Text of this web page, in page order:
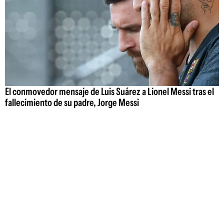
El conmovedor mensaje de Luis Suárez a Lionel Messi tras el
fallecimiento de su padre, Jorge Messi